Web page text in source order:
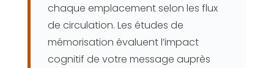
chaque emplacement selon les flux
de circulation. Les études de
mémorisation évaluent l’impact
cognitif de votre message auprès